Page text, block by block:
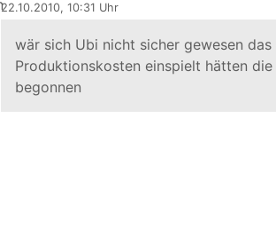
22.10.2010, 10:31 Uhr
wär sich Ubi nicht sicher gewesen
Produktionskosten einspielt hätten
begonnen